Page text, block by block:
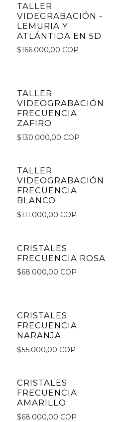
TALLER
VIDEGRABACIÓN -
LEMURIA Y
ATLÁNTIDA EN 5D
$166.000,00 COP
TALLER
VIDEOGRABACIÓN
FRECUENCIA
ZAFIRO
$130.000,00 COP
TALLER
VIDEOGRABACIÓN
FRECUENCIA
BLANCO
$111.000,00 COP
CRISTALES
FRECUENCIA ROSA
$68.000,00 COP
CRISTALES
FRECUENCIA
NARANJA
$55.000,00 COP
CRISTALES
FRECUENCIA
AMARILLO
$68.000,00 COP